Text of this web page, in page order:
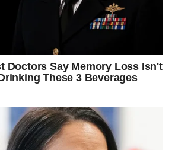
sudbine
vam donose priliku da zasijate.
poslovnu šansu ili pohvalu koju
vam je pojačan. Ako želite nekoga
pokažete emocije.